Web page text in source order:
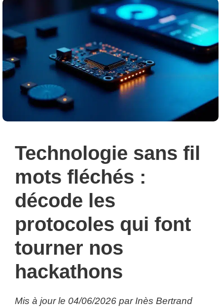
Technologie sans fil
mots fléchés :
décode les
protocoles qui font
tourner nos
hackathons
Mis à jour le 04/06/2026 par Inès Bertrand